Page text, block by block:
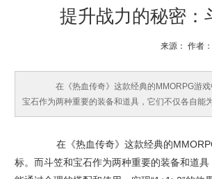
提升战力的秘密：
来源： 作者
在《热血传奇》这款经典的MMORPG游戏
宝石作为两种重要的装备和道具，它们不仅各自能
在《热血传奇》这款经典的
标。而斗笠和宝石作为两种重要的装备和道